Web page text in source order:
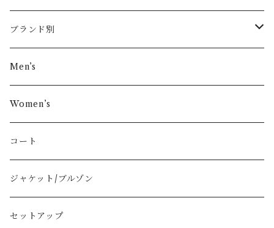
ブランド別
その他ブランド
COMME des GARÇONS
Vivienne Westwood
BURBERRY
PRADA
Men’s
Women’s
コート
ジャケット/ブルゾン
セットアップ